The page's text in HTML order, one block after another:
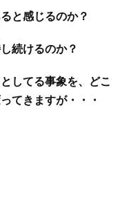
と感じるのか？
続けるのか？
してる事象を、どこ
てきますが・・・